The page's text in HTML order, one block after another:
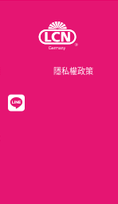
隱私權政策